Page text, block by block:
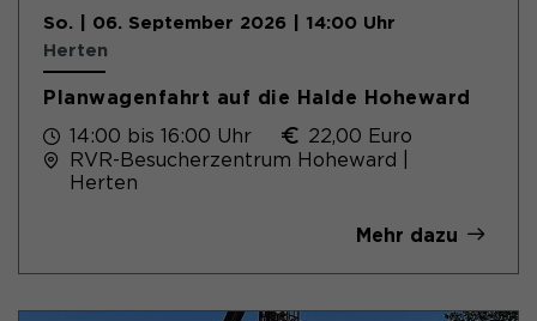
So. | 06. September 2026 | 14:00 Uhr
Herten
Planwagenfahrt auf die Halde Hoheward
14:00 bis 16:00 Uhr
22,00 Euro
RVR-Besucherzentrum Hoheward |
Herten
Mehr dazu